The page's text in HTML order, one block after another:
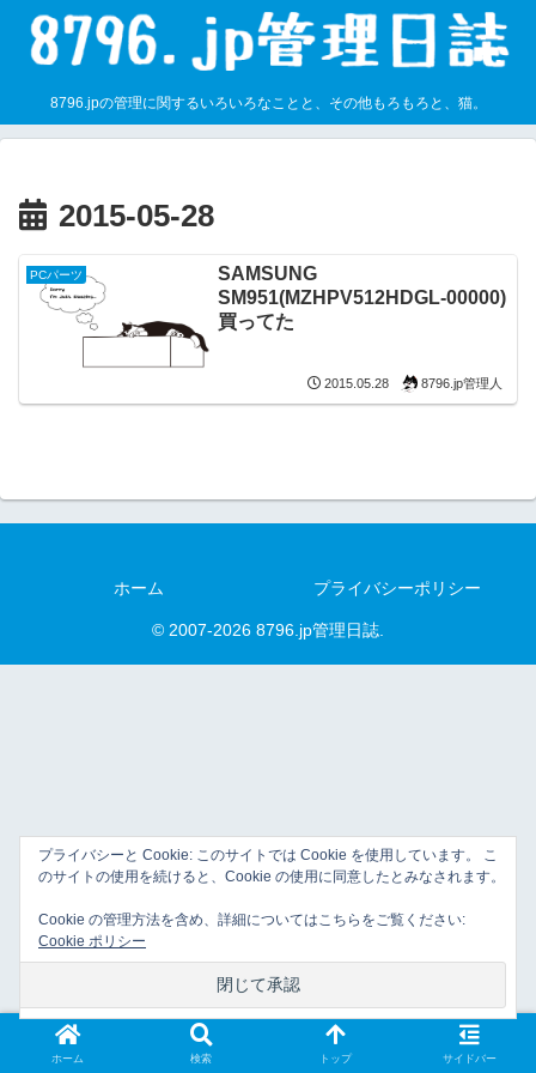
8796.jpの管理に関するいろいろなことと、その他もろもろと、猫。
2015-05-28
PCパーツ
SAMSUNG
SM951(MZHPV512HDGL-00000)
買ってた
2015.05.28 8796.jp管理人
ホーム プライバシーポリシー
© 2007-2026 8796.jp管理日誌.
ホーム 検索 トップ サイドバー
プライバシーと Cookie: このサイトでは Cookie を使用しています。 こ
のサイトの使用を続けると、Cookie の使用に同意したとみなされます。
Cookie の管理方法を含め、詳細についてはこちらをご覧ください:
Cookie ポリシー